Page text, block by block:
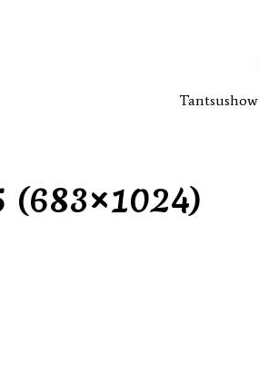
Tantsushow
(683×1024)